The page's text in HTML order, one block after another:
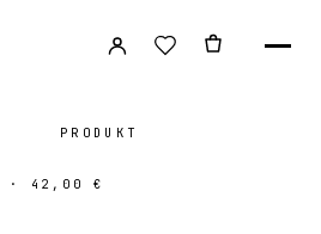
PRODUKT
· 42,00 €